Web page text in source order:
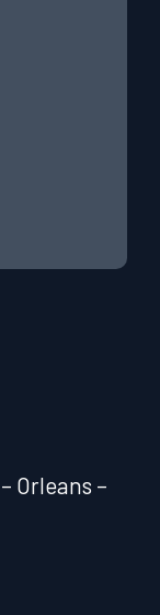
– Orleans –